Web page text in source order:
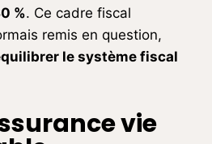
%. Ce cadre fiscal
remis en question,
le système fiscal
vie